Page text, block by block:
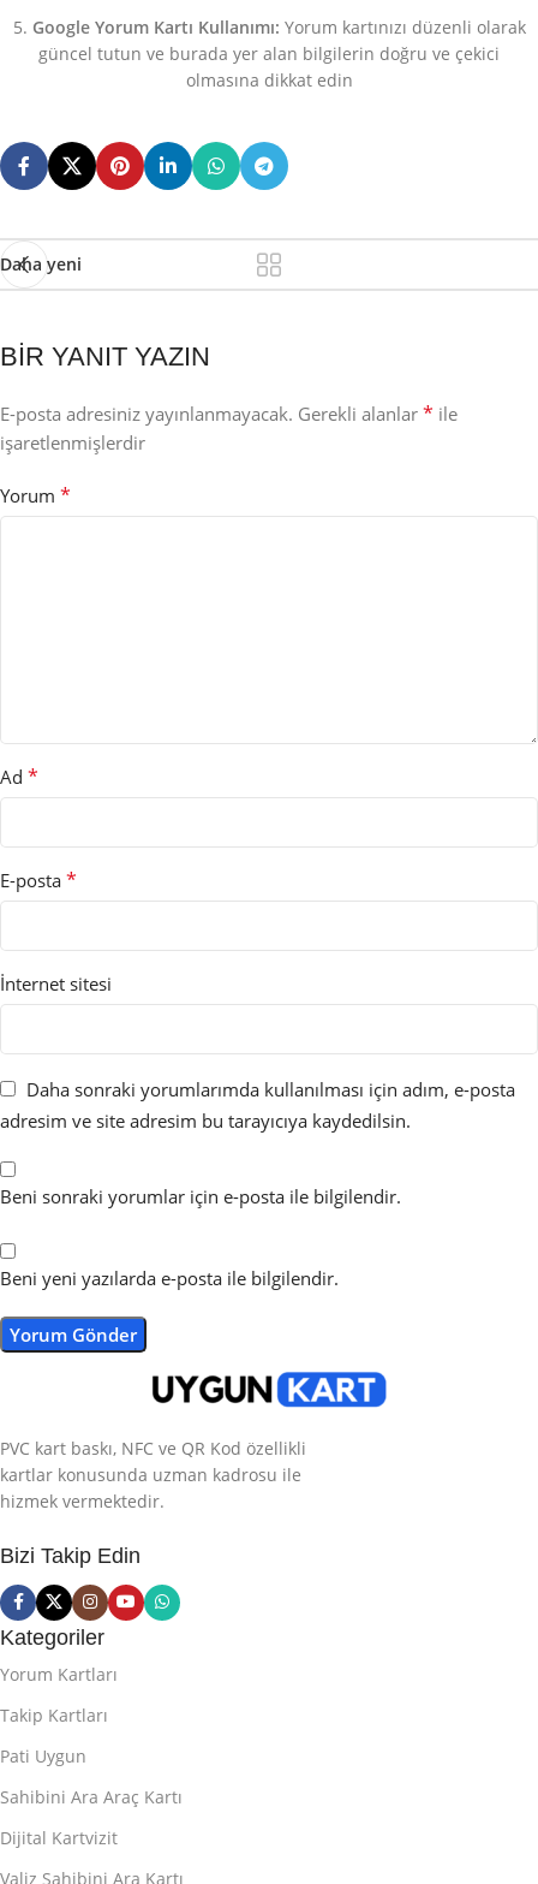
5. Google Yorum Kartı Kullanımı: Yorum kartınızı düzenli olarak
güncel tutun ve burada yer alan bilgilerin doğru ve çekici
olmasına dikkat edin
Daha yeni
BIR YANIT YAZIN
E-posta adresiniz yayınlanmayacak. Gerekli alanlar * ile
işaretlenmişlerdir
Yorum *
Ad *
E-posta *
İnternet sitesi
Daha sonraki yorumlarımda kullanılması için adım, e-posta
adresim ve site adresim bu tarayıcıya kaydedilsin.
Beni sonraki yorumlar için e-posta ile bilgilendir.
Beni yeni yazılarda e-posta ile bilgilendir.
PVC kart baskı, NFC ve QR Kod özellikli
kartlar konusunda uzman kadrosu ile
hizmek vermektedir.
Bizi Takip Edin
Kategoriler
Yorum Kartları
Takip Kartları
Pati Uygun
Sahibini Ara Araç Kartı
Dijital Kartvizit
Valiz Sahibini Ara Kartı